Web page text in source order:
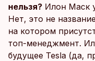
нельзя? Илон Маск
Нет, это не
на котором
топ-менеджмент.
будущее Tesla (да,